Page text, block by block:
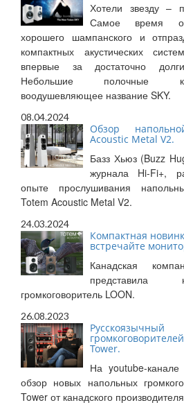
Хотели звезду –
Самое время
хорошего шампанского и
компактных акустических
впервые за достаточно
Небольшие полочные
воодушевляющее название SKY.
08.04.2024
Обзор
Acoustic Metal V2.
Базз Хьюз (Buzz
журнала Hi-Fi+,
опыте прослушивания
Totem Acoustic Metal V2.
24.03.2024
Компактная
встречайте
Канадская
представила
громкоговоритель LOON.
26.08.2023
Tower.
На youtube-
обзор новых напольных
Tower от канадского